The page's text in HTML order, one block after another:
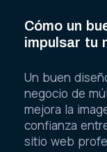
Cómo un
impulsar tu
Un buen
negocio de
mejora la
confianza
sitio web